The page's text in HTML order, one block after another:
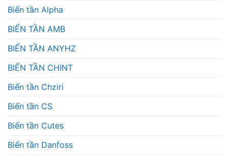
Biến tần Alpha
BIẾN TẦN AMB
BIẾN TẦN ANYHZ
BIẾN TẦN CHINT
Biến tần Chziri
Biến tần CS
Biến tần Cutes
Biến tần Danfoss